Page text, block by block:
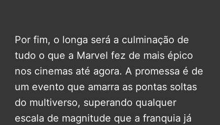
Por fim, o longa será a culminação de
tudo o que a Marvel fez de mais épico
nos cinemas até agora. A promessa é de
um evento que amarra as pontas soltas
do multiverso, superando qualquer
escala de magnitude que a franquia já